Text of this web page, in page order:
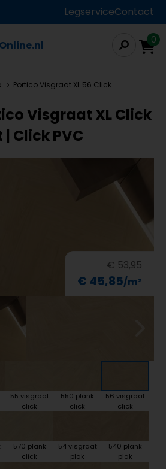
LegserviceContact
0
Portico Visgraat XL 56 Click
Visgraat XL Click
Click PVC
€ 53,95
€ 45,85
55 visgraat
click
550 plank
click
56 visgraat
click
570 plank
click
54 visgraat
plak
540 plank
plak